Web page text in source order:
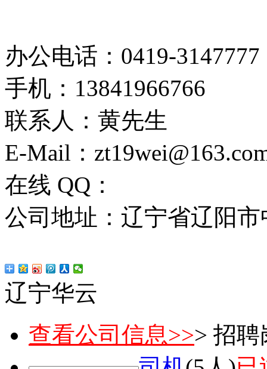
办公电话：0419-3147777
手机：13841966766
联系人：黄先生
E-Mail：
在线 QQ：
公司地址：辽宁省辽阳
辽宁华云
查看公司信息>>> 招聘